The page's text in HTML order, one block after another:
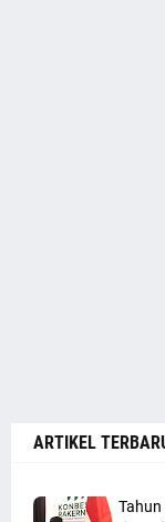
ARTIKEL
Tahun